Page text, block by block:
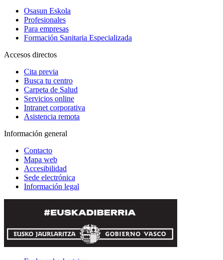
Osasun Eskola
Profesionales
Para empresas
Formación Sanitaria Especializada
Accesos directos
Cita previa
Busca tu centro
Carpeta de Salud
Servicios online
Intranet corporativa
Asistencia remota
Información general
Contacto
Mapa web
Accesibilidad
Sede electrónica
Información legal